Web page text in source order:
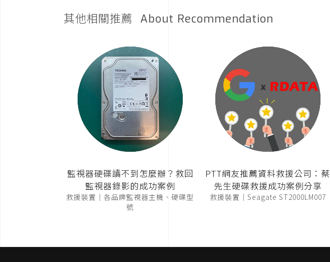
其他相關推薦 About Recommendation
監視器硬碟讀不到怎麼辦？救回
監視器錄影的成功案例
救援裝置｜各品牌監視器主機、硬碟型
號
PTT網友推薦資料救援公司：蔡
先生硬碟救援成功案例分享
救援裝置｜Seagate ST2000LM007